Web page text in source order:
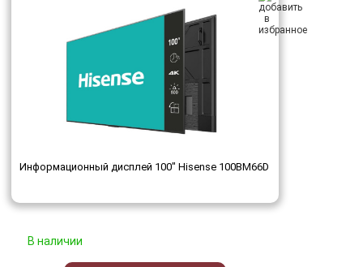
Информационный дисплей 100" Hisense 100BM66D
В наличии